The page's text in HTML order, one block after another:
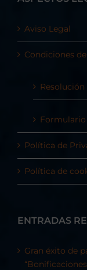
Aviso Legal
Condiciones
Política de
Política de
ENTRADAS
Gran éxito de